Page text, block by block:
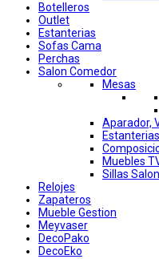
Botelleros
Outlet
Estanterias
Sofas Cama
Perchas
Salon Comedor
Mesas
Aparador,
Estanterias
Muebles
Sillas
Relojes
Zapateros
Mueble Gestion
Meyvaser
DecoPako
DecoEko